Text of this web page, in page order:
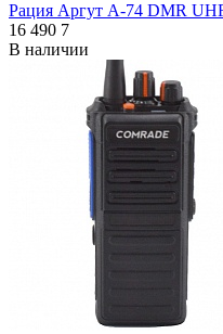
Рация Аргут А-74 DMR
16 490 7
В наличии